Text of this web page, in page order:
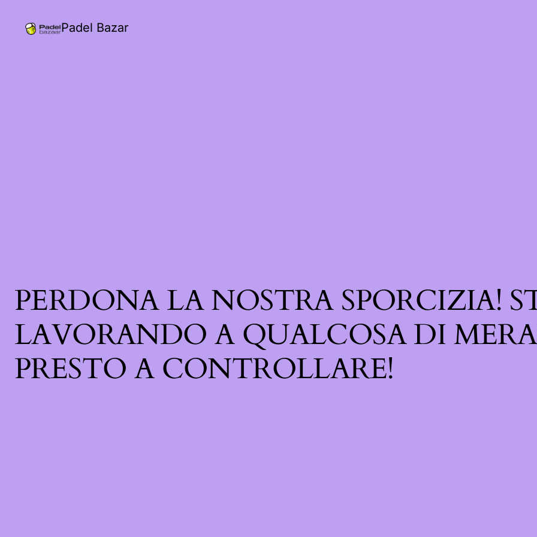
Padel Bazar
PERDONA LA NOSTRA SPORCIZIA!
LAVORANDO A QUALCOSA DI
PRESTO A CONTROLLARE!